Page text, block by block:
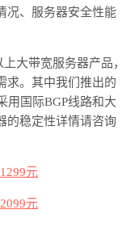
况、服务器安全性能
大带宽服务器产品，
求。其中我们推出的
用国际BGP线路和大
的稳定性详情请咨询
1299元
2099元